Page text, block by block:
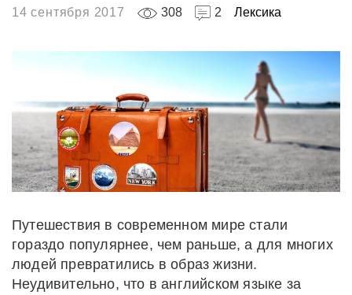
14 сентября 2017 308 2 Лексика
Путешествия в современном мире стали
гораздо популярнее, чем раньше, а для многих
людей превратились в образ жизни.
Неудивительно, что в английском языке за